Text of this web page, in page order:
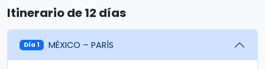
Itinerario de 12 días
Día 1 MÉXICO – PARÍS